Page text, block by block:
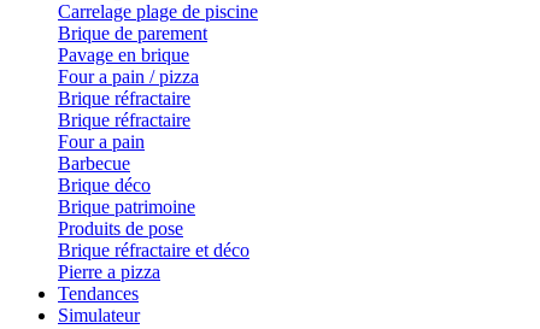
Carrelage plage de piscine
Brique de parement
Pavage en brique
Four a pain / pizza
Brique réfractaire
Brique réfractaire
Four a pain
Barbecue
Brique déco
Brique patrimoine
Produits de pose
Brique réfractaire et déco
Pierre a pizza
Tendances
Simulateur